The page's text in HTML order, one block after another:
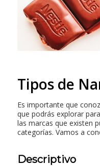
Tipos de
Es importante que
que podrás explorar
las marcas que existen
categorías. Vamos a
Descriptivo